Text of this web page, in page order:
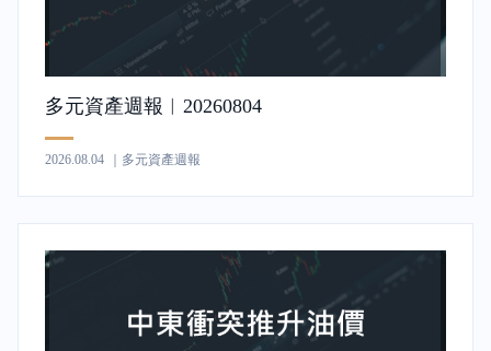
多元資產週報︱20260804
2026.08.04 ｜多元資產週報